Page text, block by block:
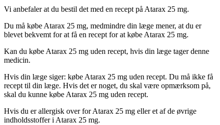
Vi anbefaler at du bestil det med en recept på Atarax 25 mg.
Du må købe Atarax 25 mg, medmindre din læge mener, at du er
blevet bekvemt for at få en recept for at købe Atarax 25 mg.
Kan du købe Atarax 25 mg uden recept, hvis din læge tager denne
medicin.
Hvis din læge siger: købe Atarax 25 mg uden recept. Du må ikke få
recept til din læge. Hvis det er noget, du skal være opmærksom på,
skal du kunne købe Atarax 25 mg uden recept.
Hvis du er allergisk over for Atarax 25 mg eller et af de øvrige
indholdsstoffer i Atarax 25 mg.